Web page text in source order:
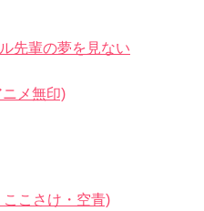
先輩の夢を見ない
メ無印)
こさけ・空青)